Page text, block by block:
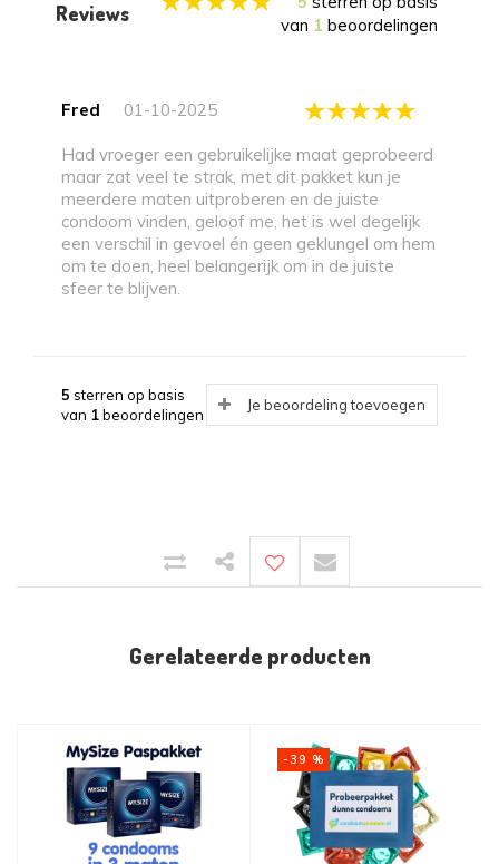
Reviews
van 1 beoordelingen
Fred 01-10-2025
Had vroeger een gebruikelijke maat geprobeerd
maar zat veel te strak, met dit pakket kun je
meerdere maten uitproberen en de juiste
condoom vinden, geloof me, het is wel degelijk
een verschil in gevoel én geen geklungel om hem
om te doen, heel belangerijk om in de juiste
sfeer te blijven.
5 sterren op basis
van 1beoordelingen
Je beoordeling toevoegen
Gerelateerde producten
-39 %